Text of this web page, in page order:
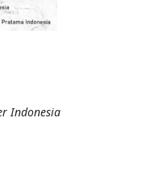
Indonesia